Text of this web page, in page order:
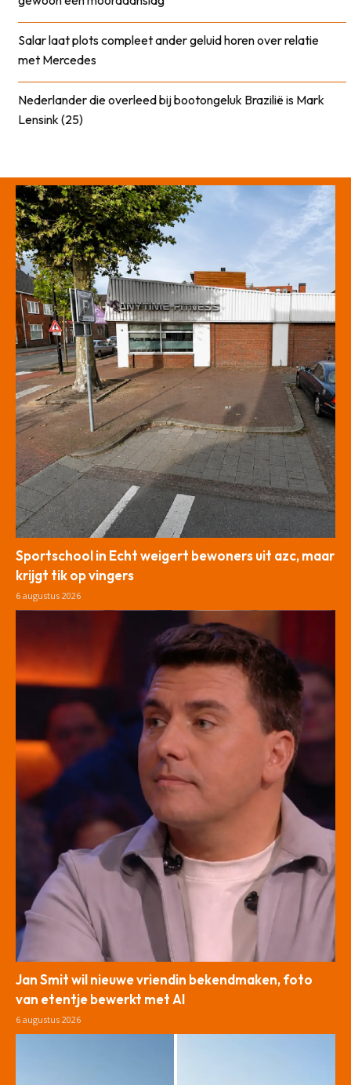
Salar laat plots compleet ander geluid horen over relatie
met Mercedes
Nederlander die overleed bij bootongeluk Brazilië is Mark
Lensink (25)
Sportschool in Echt weigert bewoners uit azc, maar
krijgt tik op vingers
6 augustus 2026
Jan Smit wil nieuwe vriendin bekendmaken, foto
van etentje bewerkt met AI
6 augustus 2026